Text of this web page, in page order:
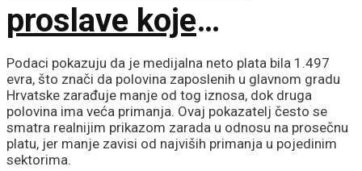
proslave koje
vaskrsavaju bol i
stradanje Srba
Podaci pokazuju da je medijalna neto plata bila 1.497
evra, što znači da polovina zaposlenih u glavnom gradu
Hrvatske zarađuje manje od tog iznosa, dok druga
polovina ima veća primanja. Ovaj pokazatelj često se
smatra realnijim prikazom zarada u odnosu na prosečnu
platu, jer manje zavisi od najviših primanja u pojedinim
sektorima.